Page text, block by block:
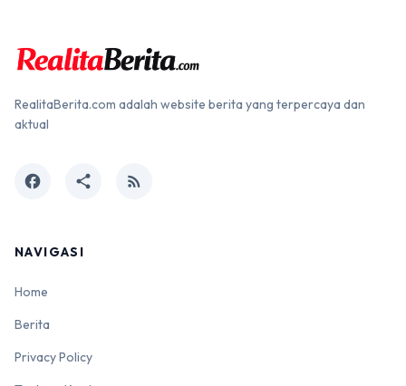
RealitaBerita.com adalah website berita yang terpercaya dan
aktual
facebook share rss_feed
NAVIGASI
Home
Berita
Privacy Policy